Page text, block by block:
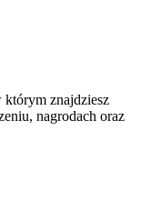
którym znajdziesz
nagrodach oraz